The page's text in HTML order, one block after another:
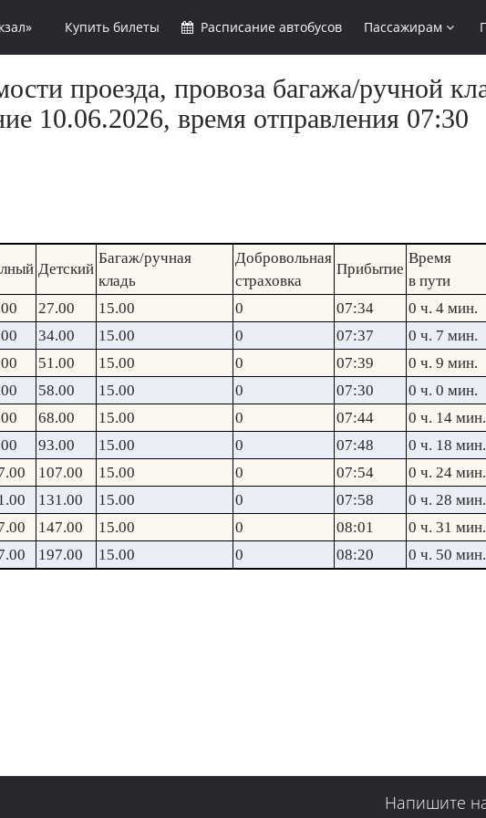
Купить билеты Расписание автобусов Пассажирам
проезда, провоза багажа/ручной
10.06.2026, время отправления 07:30
Детский
Багаж/ручная
кладь
Добровольная
страховка
Прибытие
Время
в пути
27.00 15.00 0 07:34
0 ч. 4 мин.
34.00 15.00 0 07:37
0 ч. 7 мин.
51.00 15.00 0 07:39
0 ч. 9 мин.
58.00 15.00 0 07:30
0 ч. 0 мин.
68.00 15.00 0 07:44
0 ч. 14 мин.
93.00 15.00 0 07:48
0 ч. 18 мин.
107.00 15.00 0 07:54
0 ч. 24 мин.
131.00 15.00 0 07:58
0 ч. 28 мин.
147.00 15.00 0 08:01
0 ч. 31 мин.
197.00 15.00 0 08:20 0 ч. 50 мин.
Напишите